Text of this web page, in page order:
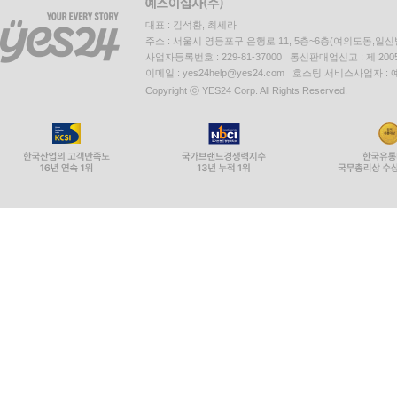
대표 : 김석환, 최세라
주소 : 서울시 영등포구 은행로 11, 5층~6층(여의도동,일신
사업자등록번호 : 229-81-37000 통신판매업신고 : 제
이메일 : yes24help@yes24.com 호스팅 서비스사업자 :
Copyright ⓒ YES24 Corp. All Rights Reserved.